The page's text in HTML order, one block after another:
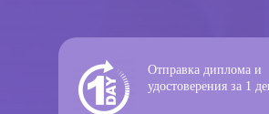
Отправка диплома и
удостоверения за 1